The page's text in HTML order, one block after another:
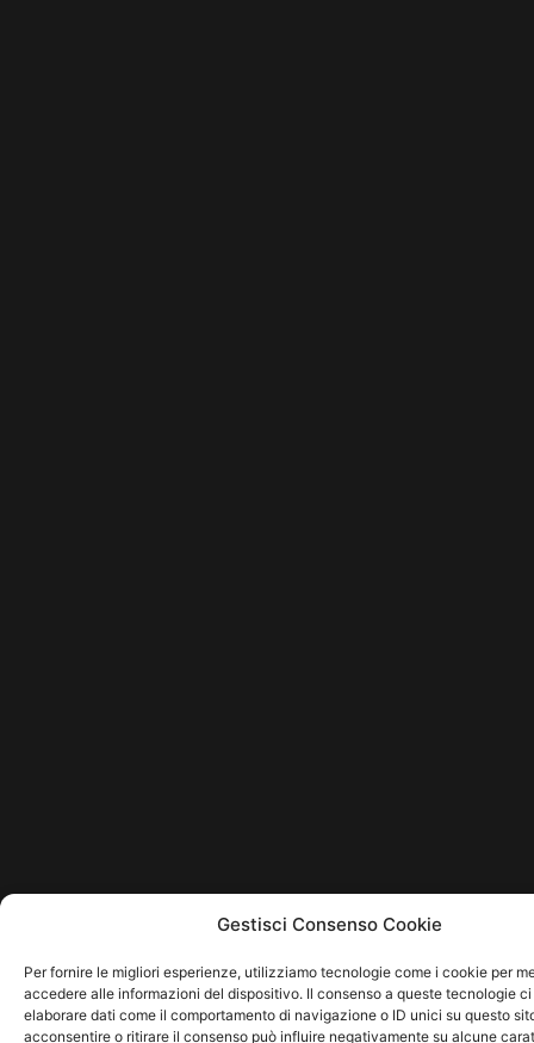
Gestisci Consenso Cookie
Per fornire le migliori esperienze, utilizziamo tecnologie come i cookie per
accedere alle informazioni del dispositivo. Il consenso a queste tecnologie
elaborare dati come il comportamento di navigazione o ID unici su questo
acconsentire o ritirare il consenso può influire negativamente su alcune